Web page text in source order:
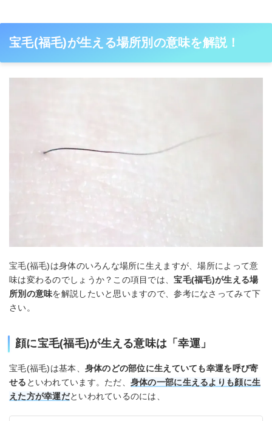
宝毛(福毛)が生える場所別の意味を解説！
宝毛(福毛)は身体のいろんな場所に生えますが、場所によって意
味は変わるのでしょうか？この項目では、宝毛(福毛)が生える場
所別の意味を解説したいと思いますので、参考になさってみて下
さい。
顔に宝毛(福毛)が生える意味は「幸運」
宝毛(福毛)は基本、 身体のどの部位に生えていても幸運を呼び寄
せる といわれています。ただ、 身体の一部に生えるよりも顔に生
えた方が幸運だといわれているのには、